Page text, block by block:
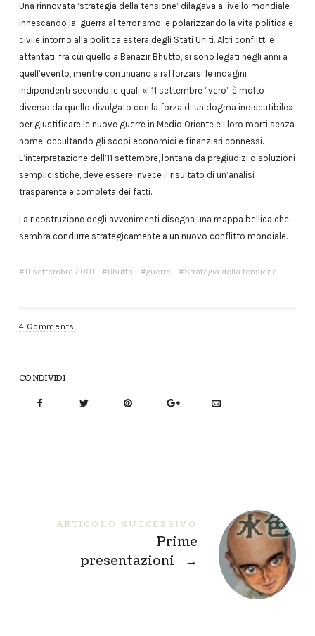
Una rinnovata ‘strategia della tensione’ dilagava a livello mondiale
innescando la ‘guerra al terrorismo’ e polarizzando la vita politica e
civile intorno alla politica estera degli Stati Uniti. Altri conflitti e
attentati, fra cui quello a Benazir Bhutto, si sono legati negli anni a
quell’evento, mentre continuano a rafforzarsi le indagini
indipendenti secondo le quali «l’11 settembre “vero” è molto
diverso da quello divulgato con la forza di un dogma indiscutibile»
per giustificare le nuove guerre in Medio Oriente e i loro morti senza
nome, occultando gli scopi economici e finanziari connessi.
L’interpretazione dell’11 settembre, lontana da pregiudizi o soluzioni
semplicistiche, deve essere invece il risultato di un’analisi
trasparente e completa dei fatti.
La ricostruzione degli avvenimenti disegna una mappa bellica che
sembra condurre strategicamente a un nuovo conflitto mondiale.
11 settembre 2001 Bhutto guerre Strategia della tensione
4 Comments
CONDIVIDI
ARTICOLO SUCCESSIVO
Prime
presentazioni
→